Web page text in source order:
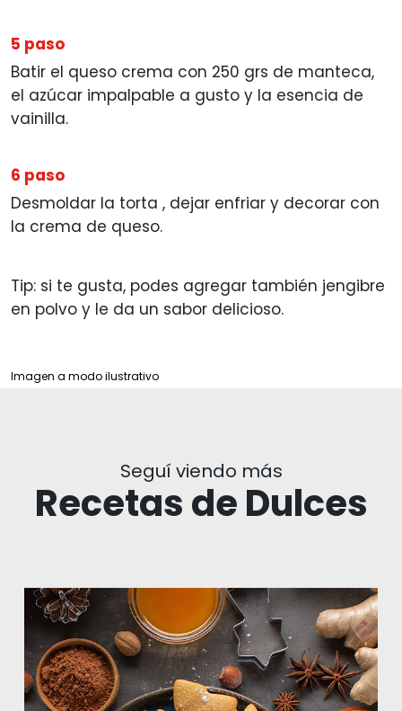
5 paso
Batir el queso crema con 250 grs de manteca,
el azúcar impalpable a gusto y la esencia de
vainilla.
6 paso
Desmoldar la torta , dejar enfriar y decorar con
la crema de queso.
Tip: si te gusta, podes agregar también jengibre
en polvo y le da un sabor delicioso.
Imagen a modo ilustrativo
Seguí viendo más
Recetas de Dulces